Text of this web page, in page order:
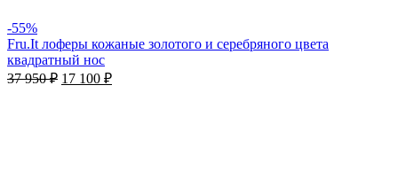
-55%
Fru.It лоферы кожаные золотого и серебряного цвета
квадратный нос
37 950₽ 17 100 ₽